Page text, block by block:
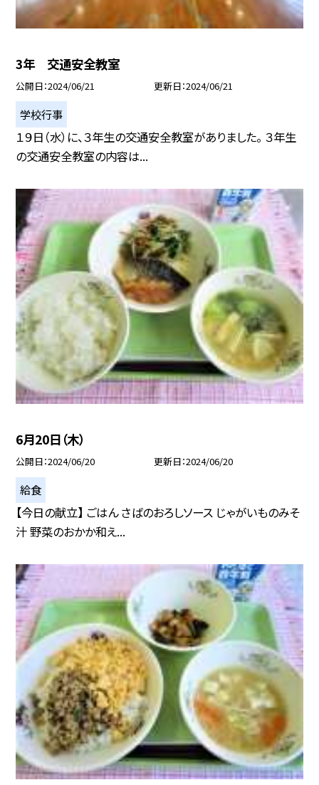
3年 交通安全教室
公開日 2024/06/21 更新日 2024/06/21
学校行事
１９日（水）に、３年生の交通安全教室がありました。 ３年生
の交通安全教室の内容は...
6月20日（木）
公開日 2024/06/20 更新日 2024/06/20
給食
【今日の献立】 ごはん さばのおろしソース じゃがいものみそ
汁 野菜のおかか和え...